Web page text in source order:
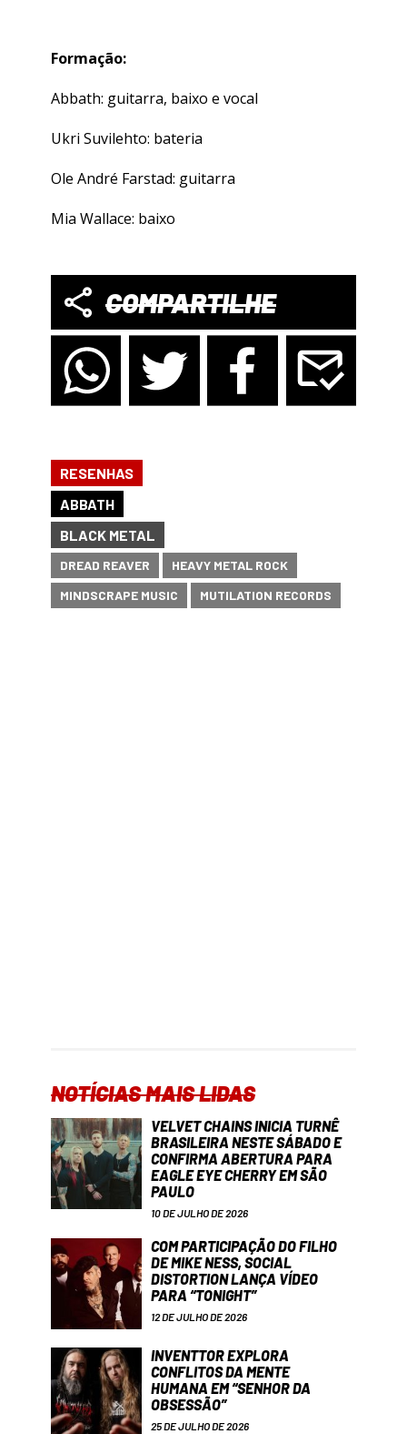
Formação:
Abbath: guitarra, baixo e vocal
Ukri Suvilehto: bateria
Ole André Farstad: guitarra
Mia Wallace: baixo
COMPARTILHE
RESENHAS
ABBATH
BLACK METAL
DREAD REAVER
HEAVY METAL ROCK
MINDSCRAPE MUSIC
MUTILATION RECORDS
NOTÍCIAS MAIS LIDAS
VELVET CHAINS INICIA TURNÊ
BRASILEIRA NESTE SÁBADO E
CONFIRMA ABERTURA PARA
EAGLE EYE CHERRY EM SÃO
PAULO
10 DE JULHO DE 2026
COM PARTICIPAÇÃO DO FILHO
DE MIKE NESS, SOCIAL
DISTORTION LANÇA VÍDEO
PARA “TONIGHT”
12 DE JULHO DE 2026
INVENTTOR EXPLORA
CONFLITOS DA MENTE
HUMANA EM “SENHOR DA
OBSESSÃO”
25 DE JULHO DE 2026